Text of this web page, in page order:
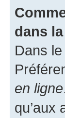
dans
Dans
en ligne
qu’aux